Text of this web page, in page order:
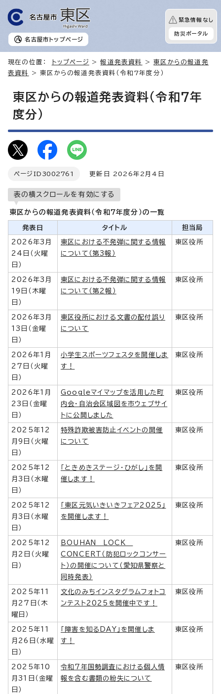
名古屋市 トップページ
緊急情報なし
防災ポータル
現在の位置： トップページ >報道発表資料 > 東区からの報道発
表資料
> 東区からの報道発表資料（令和7年度分）
東区からの報道発表資料（令和7年
度分）
ページID 3002761 更新日 2026年2月4日
表の横スクロールを有効にする
東区からの報道発表資料（令和7年度分）の一覧
発表日 タイトル 担当局
2026年3月
24日（火曜
日）
東区における不発弾に関する情報
について（第3報）
東区役所
2026年3月
19日（木曜
日）
東区における不発弾に関する情報
について（第2報）
東区役所
2026年3月
13日（金曜
日）
東区役所における文書の配付誤り
について
東区役所
2026年1月
27日（火曜
日）
小学生スポーツフェスタを開催しま
す！
東区役所
2026年1月
23日（金曜
日）
Googleマイマップを活用した町
内会・自治会区域図を市ウェブサイ
トに公開しました
東区役所
2025年12
月9日（火曜
日）
特殊詐欺被害防止イベントの開催
について
東区役所
2025年12
月3日（水曜
日）
「ときめきステージ・ひがし」を開
催します！
東区役所
2025年12
月3日（水曜
日）
「東区元気いきいきフェア2025」
を開催します！
東区役所
2025年12
月2日（火曜
日）
BOUHAN LOCK
CONCERT（防犯ロックコンサー
ト）の開催について（愛知県警察と
同時発表）
東区役所
2025年11
月27日（木
曜日）
文化のみちインスタグラムフォトコ
ンテスト2025を開催中です！
東区役所
2025年11
月26日（水曜
日）
「障害を知るDAY」を開催しま
す！
東区役所
2025年10
月31日（金曜
日）
令和7年国勢調査における個人情
報を含む書類の紛失について
東区役所